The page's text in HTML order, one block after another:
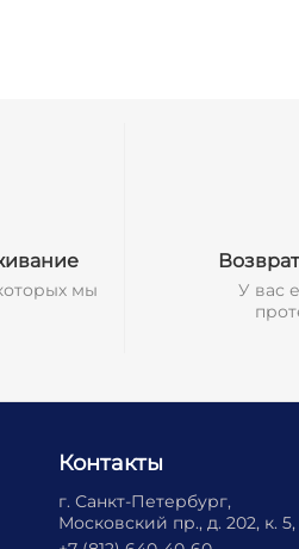
мы
У вас
Контакты
г. Санкт-Петербург,
Московский пр., д. 202, к. 5,